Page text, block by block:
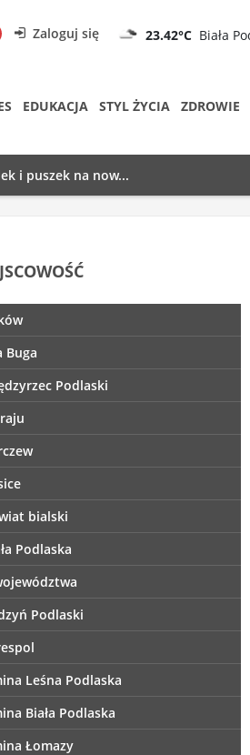
Zaloguj się 23.42°C Biała
EDUKACJA STYL ŻYCIA
ZDROWIE
i puszek na now...
Buga
Podlaski
bialski
Podlaska
Podlaski
Leśna Podlaska
Biała Podlaska
Łomazy